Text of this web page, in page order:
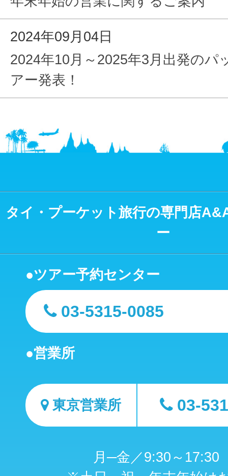
2024年09月04日
2024年10月～2025年3月出発のパ
アー発表！
タイ・プーケット旅行の専門店
ー
ツアー予約センター
03-5315-0085
営業所
東京営業所 03-
月─金／9:30～